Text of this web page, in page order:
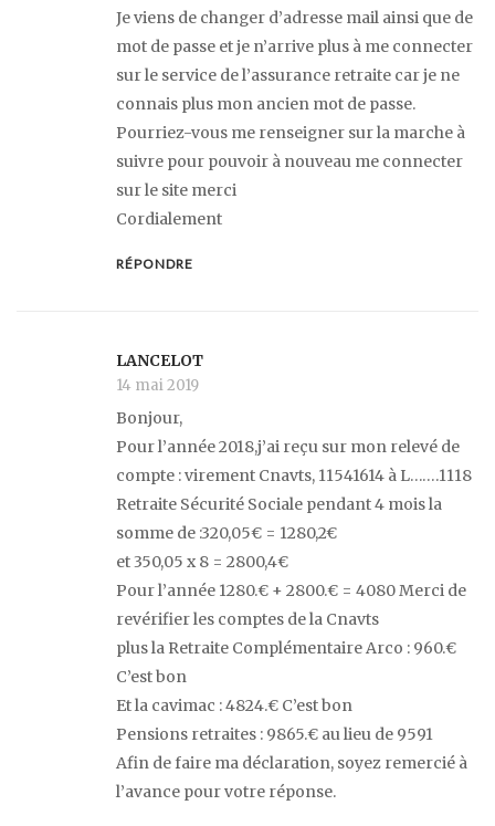
Je viens de changer d’adresse mail ainsi que de
mot de passe et je n’arrive plus à me connecter
sur le service de l’assurance retraite car je ne
connais plus mon ancien mot de passe.
Pourriez-vous me renseigner sur la marche à
suivre pour pouvoir à nouveau me connecter
sur le site merci
Cordialement
RÉPONDRE
LANCELOT
14 mai 2019
Bonjour,
Pour l’année 2018,j’ai reçu sur mon relevé de
compte : virement Cnavts, 11541614 à L…….1118
Retraite Sécurité Sociale pendant 4 mois la
somme de :320,05€ = 1280,2€
et 350,05 x 8 = 2800,4€
Pour l’année 1280.€ + 2800.€ = 4080 Merci de
revérifier les comptes de la Cnavts
plus la Retraite Complémentaire Arco : 960.€
C’est bon
Et la cavimac : 4824.€ C’est bon
Pensions retraites : 9865.€ au lieu de 9591
Afin de faire ma déclaration, soyez remercié à
l’avance pour votre réponse.